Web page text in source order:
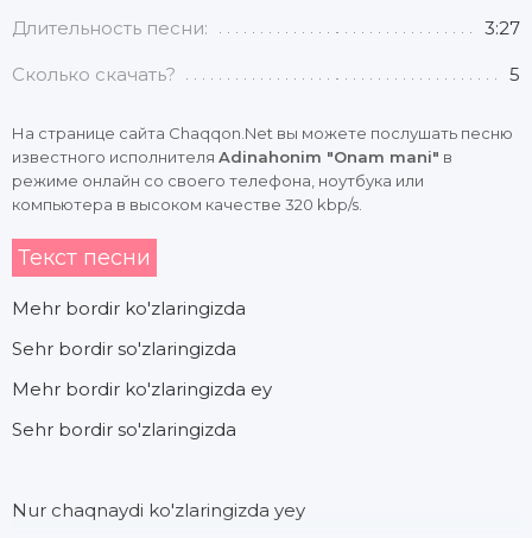
Длительность песни: 3:27
Сколько скачать? 5
На странице сайта Chaqqon.Net вы можете послушать песню
известного исполнителя Adinahonim "Onam mani" в
режиме онлайн со своего телефона, ноутбука или
компьютера в высоком качестве 320 kbp/s.
Текст песни
Mehr bordir ko'zlaringizda
Sehr bordir so'zlaringizda
Mehr bordir ko'zlaringizda ey
Sehr bordir so'zlaringizda
Nur chaqnaydi ko'zlaringizda yey